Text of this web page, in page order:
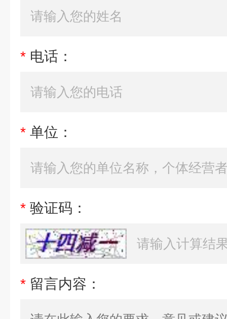
* 电话：
* 单位：
* 验证码：
* 留言内容：